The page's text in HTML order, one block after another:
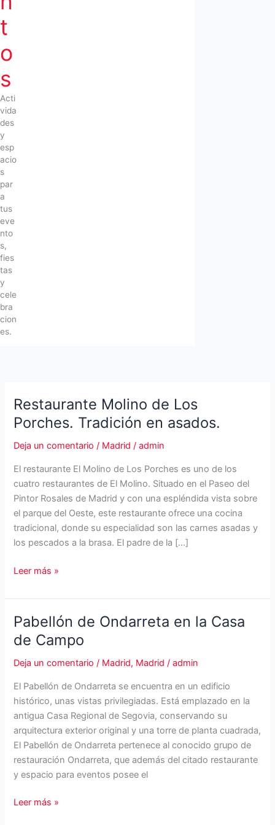
t
o
s
Acti
vida
des
y
esp
acio
s
par
a
tus
eve
nto
s,
fies
tas
y
cele
bra
cion
es.
Restaurante Molino de Los
Porches. Tradición en asados.
Deja un comentario / Madrid /admin
El restaurante El Molino de Los Porches es uno de los
cuatro restaurantes de El Molino. Situado en el Paseo del
Pintor Rosales de Madrid y con una espléndida vista sobre
el parque del Oeste, este restaurante ofrece una cocina
tradicional, donde su especialidad son las carnes asadas y
los pescados a la brasa. El padre de la […]
Restaurante
de
Los
Porches.
Tradición
en
Leer más »
Pabellón de Ondarreta en la Casa
de Campo
Deja un comentario / Madrid, Madrid /admin
El Pabellón de Ondarreta se encuentra en un edificio
histórico, unas vistas privilegiadas. Está emplazado en la
antigua Casa Regional de Segovia, conservando su
arquitectura exterior original y una torre de planta cuadrada,
El Pabellón de Ondarreta pertenece al conocido grupo de
restauración Ondarreta, que además del citado restaurante
y espacio para eventos posee el
Pabellón
Leer más »